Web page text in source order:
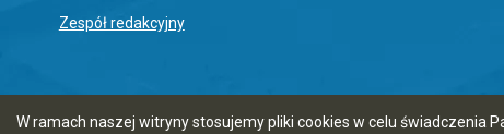
W ramach naszej witryny stosujemy pliki cookies w celu świadczenia
Zespół redakcyjny